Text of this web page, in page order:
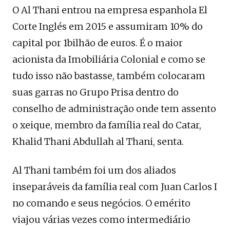
O Al Thani entrou na empresa espanhola El
Corte Inglés em 2015 e assumiram 10% do
capital por 1bilhão de euros. É o maior
acionista da Imobiliária Colonial e como se
tudo isso não bastasse, também colocaram
suas garras no Grupo Prisa dentro do
conselho de administração onde tem assento
o xeique, membro da família real do Catar,
Khalid Thani Abdullah al Thani, senta.
Al Thani também foi um dos aliados
inseparáveis ​​da família real com Juan Carlos I
no comando e seus negócios. O emérito
viajou várias vezes como intermediário